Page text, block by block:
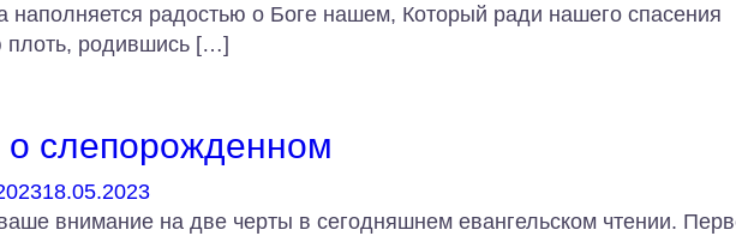
радостью о Боге нашем, Который ради нашего спасения
плоть, родившись […]
о слепорожденном
18.05.2023
внимание на две черты в сегодняшнем евангельском чтении.